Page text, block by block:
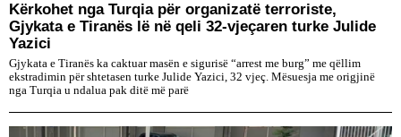
Kërkohet nga Turqia për organizatë terroriste,
Gjykata e Tiranës lë në qeli 32-vjeçaren turke Julide
Yazici
Gjykata e Tiranës ka caktuar masën e sigurisë “arrest me burg” me qëllim
ekstradimin për shtetasen turke Julide Yazici, 32 vjeç. Mësuesja me origjinë
nga Turqia u ndalua pak ditë më parë